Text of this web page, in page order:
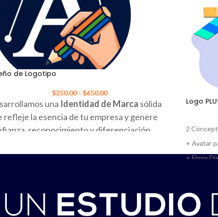
de Logotipo
$250.00 - $650.00
una Identidad de Marca sólida
refleje la esencia de tu empresa y genere
reconocimiento y diferenciación
de trabajos realizados.
Logo
2
+ Avatar
+ Firma